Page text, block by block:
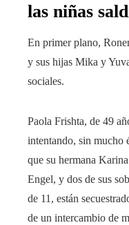
las niñas
En primer plano,
y sus hijas Mika y
sociales.
Paola Frishta, de 49
intentando, sin mucho
que su hermana
Engel, y dos de sus
de 11, están
de un intercambio de